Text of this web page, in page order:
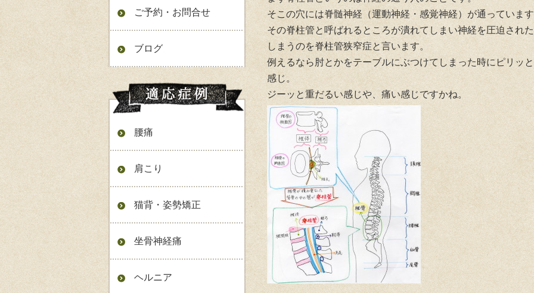
ご予約・お問合せ
ブログ
腰痛
肩こり
猫背・姿勢矯正
坐骨神経痛
ヘルニア
そこの穴には脊髄神経（運動神経・感覚神経）が通っていま
その脊柱管と呼ばれるところが潰れてしまい神経を圧迫され
しまうのを脊柱管狭窄症と言います。
例えるなら肘とかをテーブルにぶつけてしまった時にピリッ
感じ。
ジーッと重だるい感じや、痛い感じですかね。